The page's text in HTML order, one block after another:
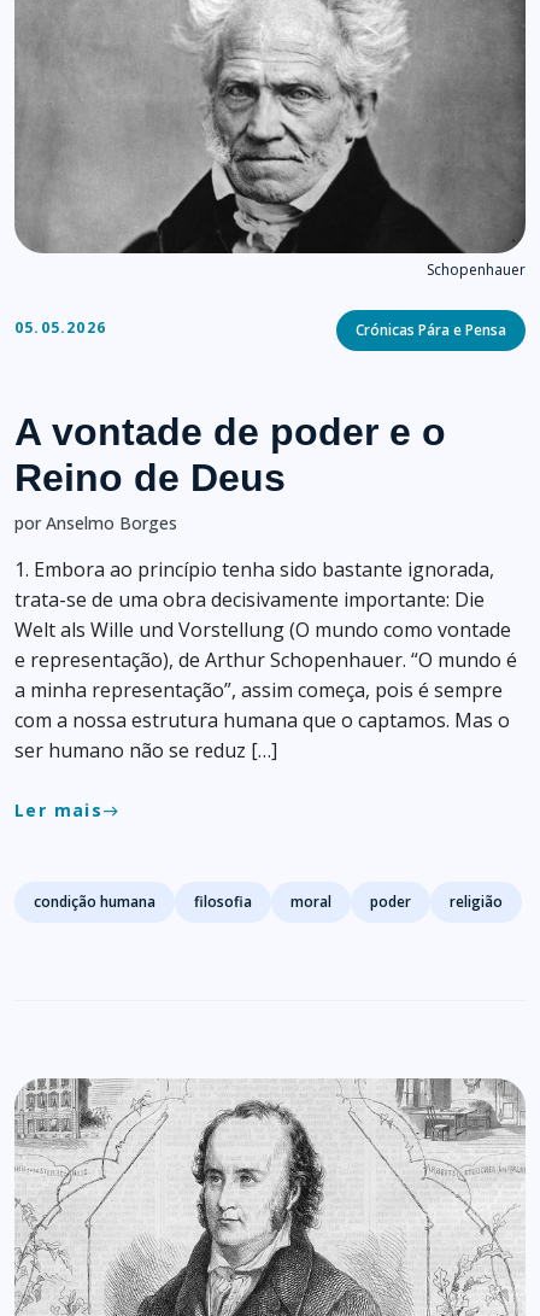
Schopenhauer
05.05.2026 Categories
Crónicas Pára e Pensa
A vontade de poder e o
Reino de Deus
por Anselmo Borges
1. Embora ao princípio tenha sido bastante ignorada,
trata-se de uma obra decisivamente importante: Die
Welt als Wille und Vorstellung (O mundo como vontade
e representação), de Arthur Schopenhauer. “O mundo é
a minha representação”, assim começa, pois é sempre
com a nossa estrutura humana que o captamos. Mas o
ser humano não se reduz […]
Ler maiseast
Tags
condição humana filosofia moral poder religião